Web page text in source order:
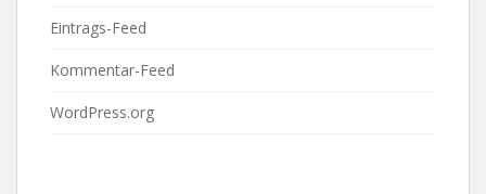
Eintrags-Feed
Kommentar-Feed
WordPress.org